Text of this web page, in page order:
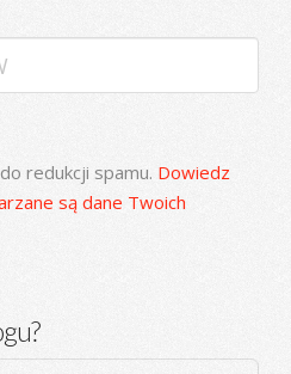
redukcji spamu. Dowiedz
są dane Twoich